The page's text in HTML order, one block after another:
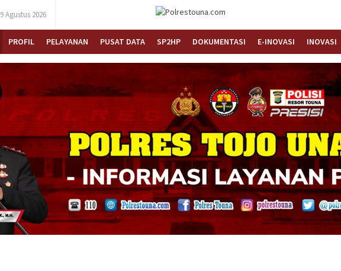
9 Agustus 2026
PROFIL PELAYANAN PUSAT DATA SP2HP DOKUMENTASI E-INOVASI INOVASI